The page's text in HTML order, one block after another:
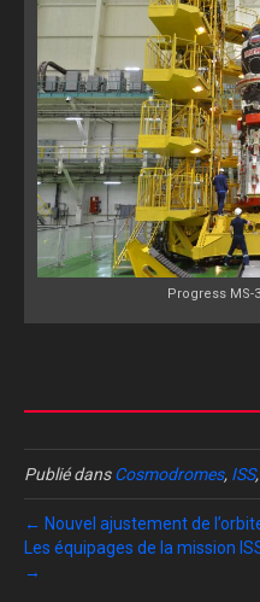
Progress MS-
Publié dansCosmodromes, ISS,
← Nouvel ajustement de
Les équipages de la mission
→